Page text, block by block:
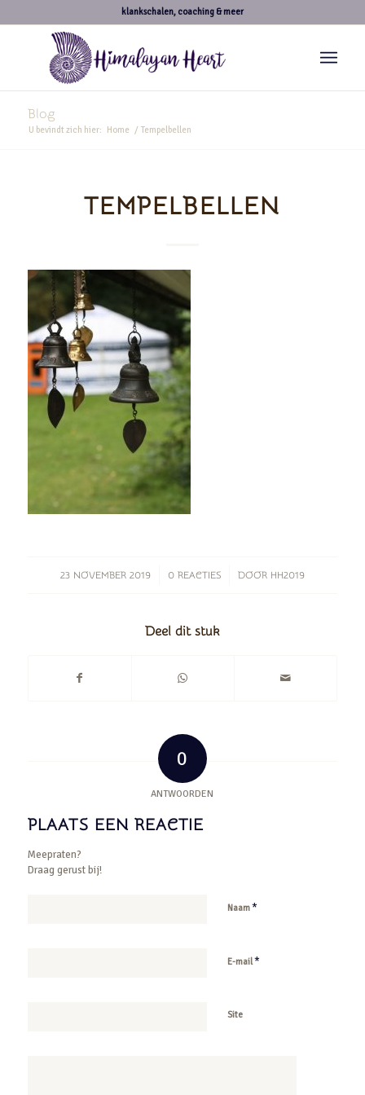
klankschalen, coaching & meer
Blog
U bevindt zich hier: Home / Tempelbellen
TEMPELBELLEN
23 NOVEMBER 2019
/ 0 REACTIES
/ DOOR HH2019
Deel dit stuk
0
ANTWOORDEN
PLAATS EEN REACTIE
Meepraten?
Draag gerust bij!
Naam*
E-mail*
Site